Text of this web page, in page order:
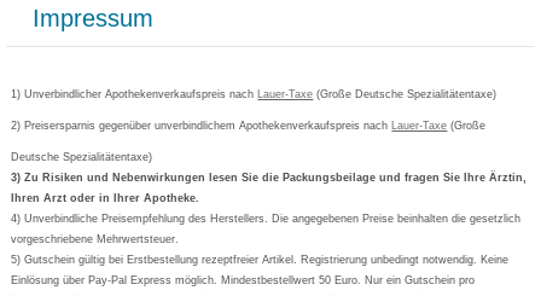
AGB
Cookie-Einstellungen
Vertrag widerrufen
Versandkosten
Bestellschein ausfüllen
Newsletteranmeldung
Gutschein und Rabatte
Kundenbewertung
Grippostad
Bepanthen
Formoline
Wick
Eucerin
Basica
Impressum
1) Unverbindlicher Apothekenverkaufspreis nach Lauer-Taxe (Große Deutsche Spezialitätentaxe)
2) Preisersparnis gegenüber unverbindlichem Apothekenverkaufspreis nach Lauer-Taxe (Große
Deutsche Spezialitätentaxe)
3) Zu Risiken und Nebenwirkungen lesen Sie die Packungsbeilage und fragen Sie Ihre Ärztin,
Ihren Arzt oder in Ihrer Apotheke.
4) Unverbindliche Preisempfehlung des Herstellers. Die angegebenen Preise beinhalten die gesetzlich
vorgeschriebene Mehrwertsteuer.
5) Gutschein gültig bei Erstbestellung rezeptfreier Artikel. Registrierung unbedingt notwendig. Keine
Einlösung über Pay-Pal Express möglich. Mindestbestellwert 50 Euro. Nur ein Gutschein pro